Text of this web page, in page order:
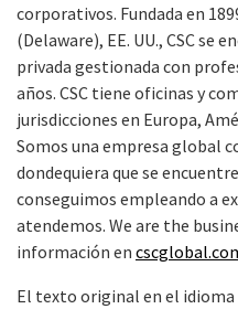
corporativos. Fundada en
(Delaware), EE. UU., CSC se
privada gestionada con
años. CSC tiene oficinas y
jurisdicciones en Europa,
Somos una empresa global
dondequiera que se
conseguimos empleando a
atendemos. We are the
información en
El texto original en el idioma